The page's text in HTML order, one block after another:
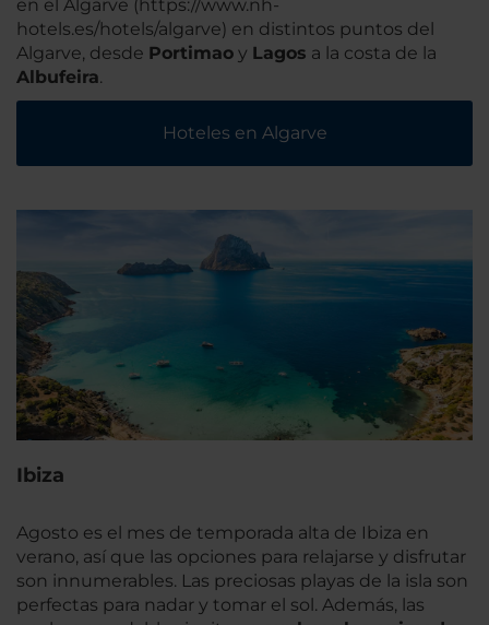
en el Algarve (https://www.nh-
hotels.es/hotels/algarve) en distintos puntos del
Algarve, desde Portimao y Lagos a la costa de la
Albufeira.
Hoteles en Algarve
Ibiza
Agosto es el mes de temporada alta de Ibiza en
verano, así que las opciones para relajarse y disfrutar
son innumerables. Las preciosas playas de la isla son
perfectas para nadar y tomar el sol. Además, las